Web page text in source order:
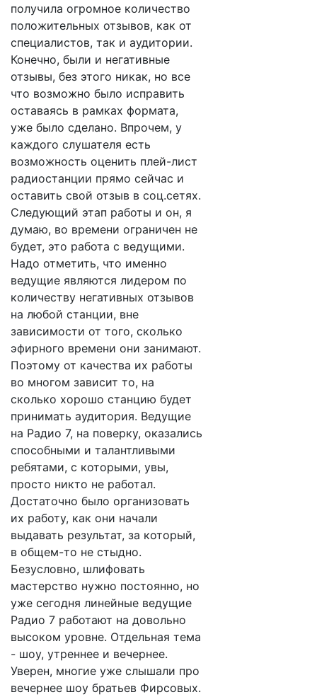
получила огромное количество
положительных отзывов, как от
специалистов, так и аудитории.
Конечно, были и негативные
отзывы, без этого никак, но все
что возможно было исправить
оставаясь в рамках формата,
уже было сделано. Впрочем, у
каждого слушателя есть
возможность оценить плей-лист
радиостанции прямо сейчас и
оставить свой отзыв в соц.сетях.
Следующий этап работы и он, я
думаю, во времени ограничен не
будет, это работа с ведущими.
Надо отметить, что именно
ведущие являются лидером по
количеству негативных отзывов
на любой станции, вне
зависимости от того, сколько
эфирного времени они занимают.
Поэтому от качества их работы
во многом зависит то, на
сколько хорошо станцию будет
принимать аудитория. Ведущие
на Радио 7, на поверку, оказались
способными и талантливыми
ребятами, с которыми, увы,
просто никто не работал.
Достаточно было организовать
их работу, как они начали
выдавать результат, за который,
в общем-то не стыдно.
Безусловно, шлифовать
мастерство нужно постоянно, но
уже сегодня линейные ведущие
Радио 7 работают на довольно
высоком уровне. Отдельная тема
- шоу, утреннее и вечернее.
Уверен, многие уже слышали про
вечернее шоу братьев Фирсовых.